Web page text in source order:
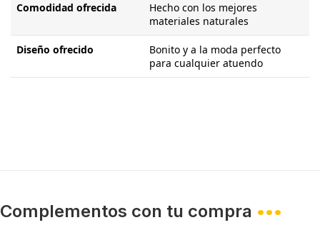
Comodidad ofrecida
Hecho con los mejores
materiales naturales
Diseño ofrecido
Bonito y a la moda perfecto
para cualquier atuendo
Complementos con tu compra •••